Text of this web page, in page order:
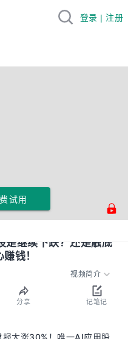
试用
是继续下跌？还是触底
钱！
视频简介
分享 记笔记
报大涨30%！唯一AI应用股
登录 | 注册